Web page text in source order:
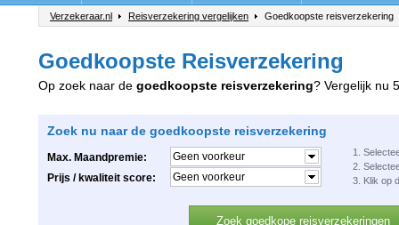
Verzekeraar.nl Reisverzekering vergelijken Goedkoopste reisverzekering
Goedkoopste Reisverzekering
Op zoek naar de goedkoopste reisverzekering? Vergelijk nu
Zoek nu naar de goedkoopste reisverzekering
Max. Maandpremie:
Geen voorkeur
Prijs / kwaliteit score:
Geen voorkeur
1.
2.
3. Klik op